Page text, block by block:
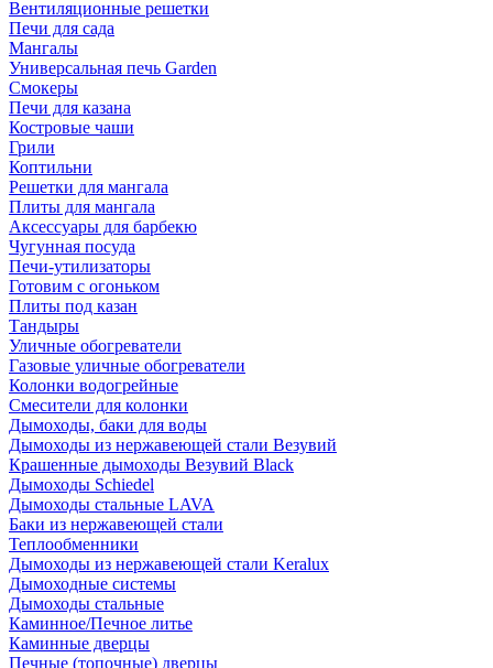
Вентиляционные решетки
Печи для сада
Мангалы
Универсальная печь Garden
Смокеры
Печи для казана
Костровые чаши
Грили
Коптильни
Решетки для мангала
Плиты для мангала
Аксессуары для барбекю
Чугунная посуда
Печи-утилизаторы
Готовим с огоньком
Плиты под казан
Тандыры
Уличные обогреватели
Газовые уличные обогреватели
Колонки водогрейные
Смесители для колонки
Дымоходы, баки для воды
Дымоходы из нержавеющей стали Везувий
Крашенные дымоходы Везувий Black
Дымоходы Schiedel
Дымоходы стальные LAVA
Баки из нержавеющей стали
Теплообменники
Дымоходы из нержавеющей стали Keralux
Дымоходные системы
Дымоходы стальные
Каминное/Печное литье
Каминные дверцы
Печные (топочные) дверцы